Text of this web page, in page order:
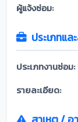
ผู้แจ้งซ่อม:
ประเภทแ
ประเภทงานซ่อม:
รายละเอียด: